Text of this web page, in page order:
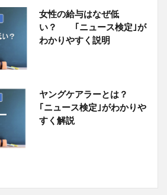
女性の給与はなぜ低
い？ ｢ニュース検定｣が
わかりやすく説明
ヤングケアラーとは？
｢ニュース検定｣がわかりや
すく解説